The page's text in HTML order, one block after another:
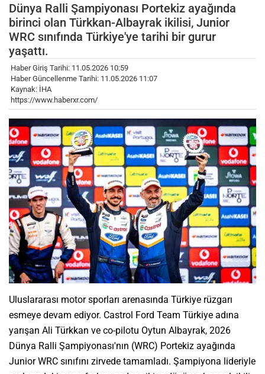
Dünya Ralli Şampiyonası Portekiz ayağında
birinci olan Türkkan-Albayrak ikilisi, Junior
WRC sınıfında Türkiye'ye tarihi bir gurur
yaşattı.
Haber Giriş Tarihi: 11.05.2026 10:59
Haber Güncellenme Tarihi: 11.05.2026 11:07
Kaynak: İHA
https://www.haberxr.com/
Uluslararası motor sporları arenasında Türkiye rüzgarı
esmeye devam ediyor. Castrol Ford Team Türkiye adına
yarışan Ali Türkkan ve co-pilotu Oytun Albayrak, 2026
Dünya Ralli Şampiyonası'nın (WRC) Portekiz ayağında
Junior WRC sınıfını zirvede tamamladı. Şampiyona lideriyle